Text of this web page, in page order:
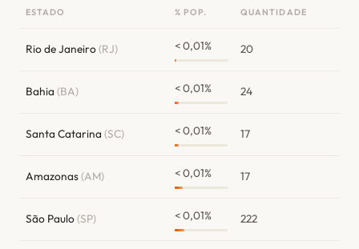
ESTADO % POP. QUANTIDADE
Rio de Janeiro(RJ) < 0,01% 20
Bahia (BA) < 0,01% 24
Santa Catarina (SC) < 0,01% 17
Amazonas(AM) < 0,01% 17
São Paulo(SP) < 0,01% 222